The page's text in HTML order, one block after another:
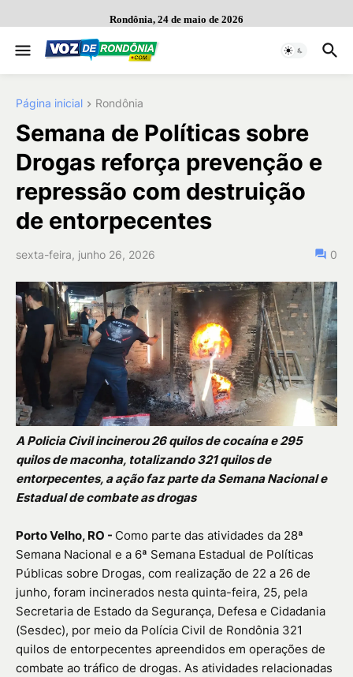
Rondônia, 24 de maio de 2026
Página inicial Rondônia
Semana de Políticas sobre
Drogas reforça prevenção e
repressão com destruição
de entorpecentes
sexta-feira, junho 26, 2026 0
A Policia Civil incinerou 26 quilos de cocaína e 295
quilos de maconha, totalizando 321 quilos de
entorpecentes, a ação faz parte da Semana Nacional e
Estadual de combate as drogas
Porto Velho, RO - Como parte das atividades da 28ª
Semana Nacional e a 6ª Semana Estadual de Políticas
Públicas sobre Drogas, com realização de 22 a 26 de
junho, foram incinerados nesta quinta-feira, 25, pela
Secretaria de Estado da Segurança, Defesa e Cidadania
(Sesdec), por meio da Polícia Civil de Rondônia 321
quilos de entorpecentes apreendidos em operações de
combate ao tráfico de drogas. As atividades relacionadas